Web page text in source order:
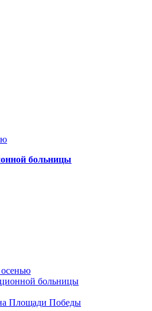
больницы
осенью
больницы
Площади Победы